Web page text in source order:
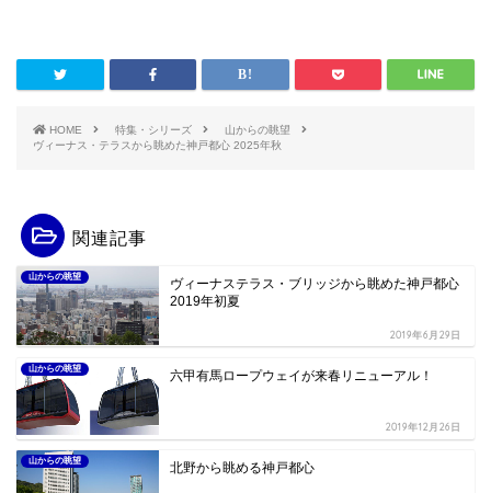
HOME 特集・シリーズ
山からの眺望
ヴィーナス・テラスから眺めた神戸都心 2025年秋
関連記事
山からの眺望
ヴィーナステラス・ブリッジから眺めた神戸都心
2019年初夏
2019年6月29日
山からの眺望 六甲有馬ロープウェイが来春リニューアル！
2019年12月26日
山からの眺望 北野から眺める神戸都心